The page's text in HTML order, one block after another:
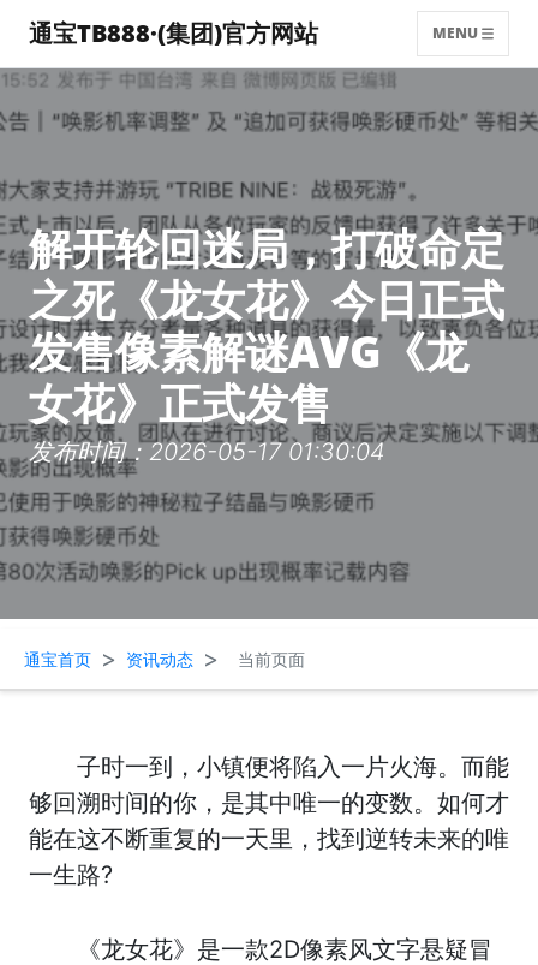
通宝TB888·(集团)官方网站 MENU
解开轮回迷局，打破命定
之死《龙女花》今日正式
发售像素解谜AVG《龙
女花》正式发售
发布时间：2026-05-17 01:30:04
通宝首页 > 资讯动态 > 当前页面
子时一到，小镇便将陷入一片火海。而能
够回溯时间的你，是其中唯一的变数。如何才
能在这不断重复的一天里，找到逆转未来的唯
一生路?
《龙女花》是一款2D像素风文字悬疑冒